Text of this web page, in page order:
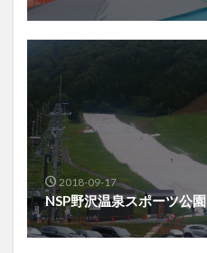
2018-09-17
NSP野沢温泉スポーツ